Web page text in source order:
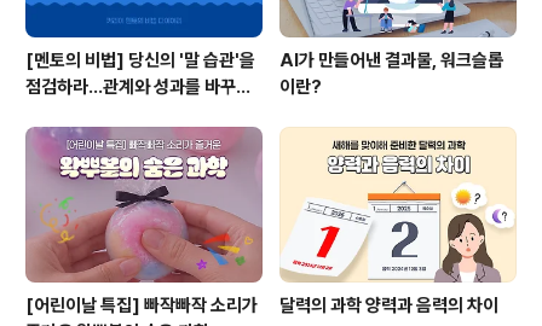
[멘토의 비법] 당신의 '말 습관'을
점검하라...관계와 성과를 바꾸는
AI가 만들어낸 결과물, 워크슬롭
이란?
[어린이날 특집] 빠작빠작 소리가
달력의 과학 양력과 음력의 차이